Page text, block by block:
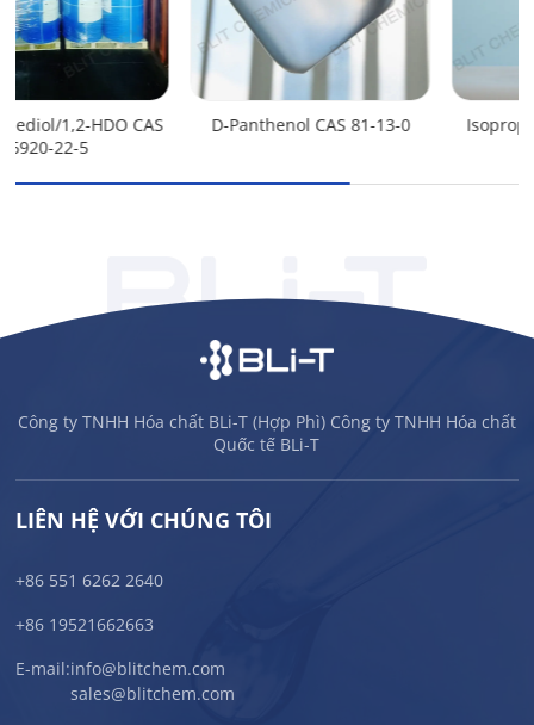
D-Panthenol CAS 81-13-0
Isopropyl palmitat IPP CAS
Công ty TNHH Hóa chất BLi-T (Hợp Phì) Công ty TNHH Hóa chất
Quốc tế BLi-T
LIÊN HỆ VỚI CHÚNG TÔI
+86 551 6262 2640
+86 19521662663
E-mail:info@blitchem.com
sales@blitchem.com